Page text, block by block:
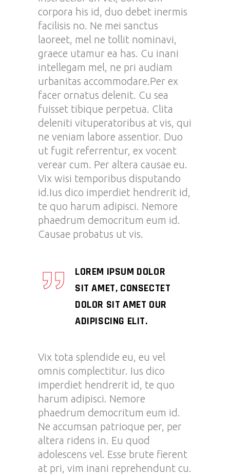
corpora his id, duo debet inermis
facilisis no. Ne mei sanctus
laoreet, mel ne tollit nominavi,
graece utamur ea has. Cu inani
intellegam mel, ne pri audiam
urbanitas accommodare.Per ex
facer ornatus delenit. Cu sea
fuisset tibique perpetua. Clita
deleniti vituperatoribus at vis, qui
ne veniam labore assentior. Duo
ut fugit referrentur, ex vocent
verear cum. Per altera causae eu.
Vix wisi temporibus disputando
id.Ius dico imperdiet hendrerit id,
te quo harum adipisci. Nemore
phaedrum democritum eum id.
Causae probatus ut vis.
LOREM IPSUM DOLOR
SIT AMET, CONSECTET
DOLOR SIT AMET OUR
ADIPISCING ELIT.
Vix tota splendide eu, eu vel
omnis complectitur. Ius dico
imperdiet hendrerit id, te quo
harum adipisci. Nemore
phaedrum democritum eum id.
Ne accumsan patrioque per, per
altera ridens in. Eu quod
adolescens vel. Esse brute fierent
at pri, vim inani reprehendunt cu.